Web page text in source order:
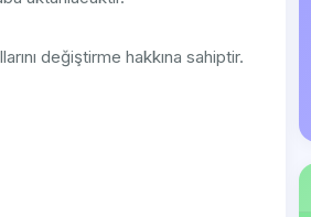
değiştirme hakkına sahiptir.